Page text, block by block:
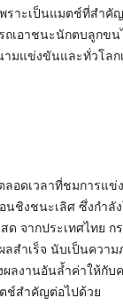
ราะเป็นแมตช์ที่สำ
เอาชนะนักตบลูกขน
มแข่งขันและทั่วโล
อดเวลาที่ชมการแ
ชิงชนะเลิศ ซึ่งกำ
จากประเทศไทย ก
สำเร็จ นับเป็นคว
ลงานอันล้ำค่าให้กั
ช์สำคัญต่อไปด้วย